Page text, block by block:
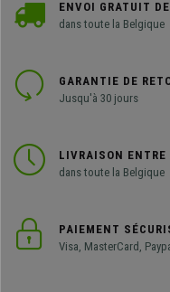
ENVOI GRATUIT
dans toute la Belgique
GARANTIE DE
Jusqu'à 30 jours
LIVRAISON ENTRE
dans toute la Belgique
PAIEMENT
Visa, MasterCard,